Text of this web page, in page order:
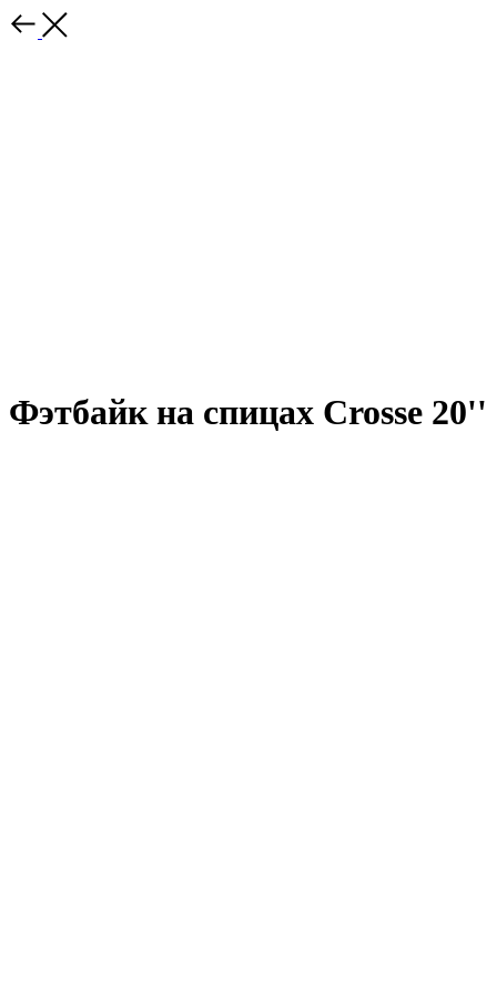
Фэтбайк на спицах Crosse 20''